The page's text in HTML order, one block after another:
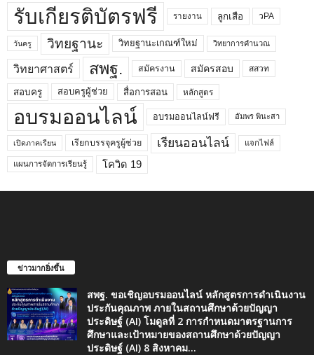
รับเกียรติบัตรฟรี รายงาน ลูกเสือ วPA
วันครู วิทยฐานะ วิทยฐานะเกณฑ์ใหม่ วิทยาการคำนวณ
วิทยาศาสตร์ สพฐ. สมัครงาน สมัครสอบ สสวท
สอบครู สอบครูผู้ช่วย สื่อการสอน หลักสูตร
อบรมออนไลน์ อบรมออนไลน์ฟรี อัมพร พินะสา
เปิดภาคเรียน เรียกบรรจุครูผู้ช่วย เรียนออนไลน์ แจกไฟล์
แผนการจัดการเรียนรู้ โควิด 19
ข่าวมากยิ่งขึ้น
สพฐ. ขอเชิญอบรมออนไลน์ หลักสูตรการดำเนินงาน
ประกันคุณภาพ ภายในสถานศึกษาด้วยปัญญา
ประดิษฐ์ (AI) โมดูลที่ 2 การกำหนดมาตรฐานการ
ศึกษาและเป้าหมายของสถานศึกษาด้วยปัญญา
ประดิษฐ์ (AI) 8 สิงหาคม...